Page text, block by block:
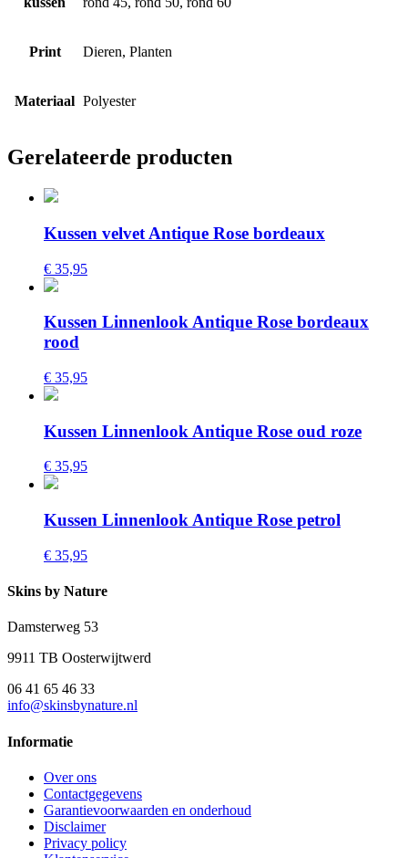
Print Dieren, Planten
Materiaal Polyester
Gerelateerde producten
Kussen velvet Antique Rose bordeaux
€ 35,95
Kussen Linnenlook Antique Rose bordeaux
rood
€ 35,95
Kussen Linnenlook Antique Rose oud roze
€ 35,95
Kussen Linnenlook Antique Rose petrol
€ 35,95
Skins by Nature
Damsterweg 53
9911 TB Oosterwijtwerd
06 41 65 46 33
info@skinsbynature.nl
Informatie
Over ons
Contactgegevens
Garantievoorwaarden en onderhoud
Disclaimer
Privacy policy